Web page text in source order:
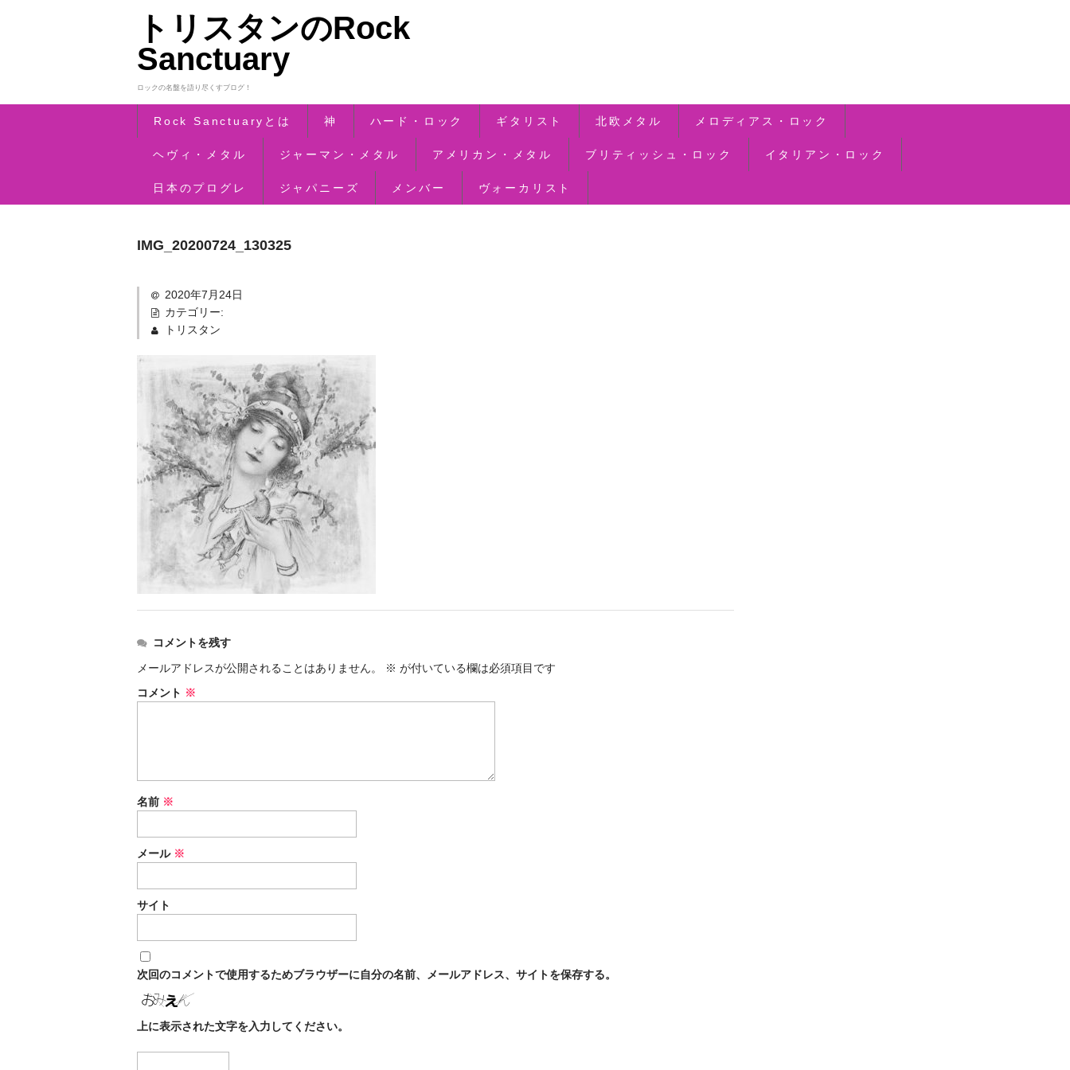
トリスタンのRock
Sanctuary
ロックの名盤を語り尽くすブログ！
Rock Sanctuaryとは 神 ハード・ロック ギタリスト 北欧メタル メロディアス・ロック
ヘヴィ・メタル ジャーマン・メタル アメリカン・メタル ブリティッシュ・ロック イタリアン・ロック
日本のプログレ ジャパニーズ メンバー ヴォーカリスト
IMG_20200724_130325
2020年7月24日
カテゴリー:
トリスタン
コメントを残す
メールアドレスが公開されることはありません。
※ が付いている欄は必須項目です
コメント ※
名前 ※
メール ※
サイト
次回のコメントで使用するためブラウザーに自分の名前、メールアドレス、サイトを保存する。
上に表示された文字を入力してください。